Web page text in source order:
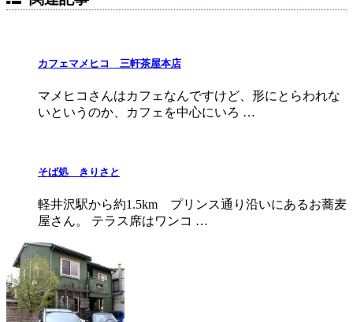
カフェマメヒコ 三軒茶屋本店
マメヒコさんはカフェなんですけど、形にとらわれな
いというのか、カフェを中心にいろ …
そば処 きりさと
軽井沢駅から約1.5km プリンス通り沿いにあるお蕎麦
屋さん。 テラス席はワンコ …